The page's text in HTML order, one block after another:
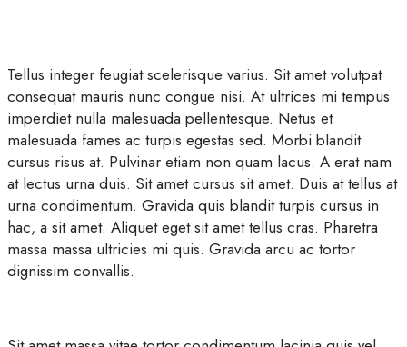
Tellus integer feugiat scelerisque varius. Sit amet volutpat
consequat mauris nunc congue nisi. At ultrices mi tempus
imperdiet nulla malesuada pellentesque. Netus et
malesuada fames ac turpis egestas sed. Morbi blandit
cursus risus at. Pulvinar etiam non quam lacus. A erat nam
at lectus urna duis. Sit amet cursus sit amet. Duis at tellus at
urna condimentum. Gravida quis blandit turpis cursus in
hac, a sit amet. Aliquet eget sit amet tellus cras. Pharetra
massa massa ultricies mi quis. Gravida arcu ac tortor
dignissim convallis.